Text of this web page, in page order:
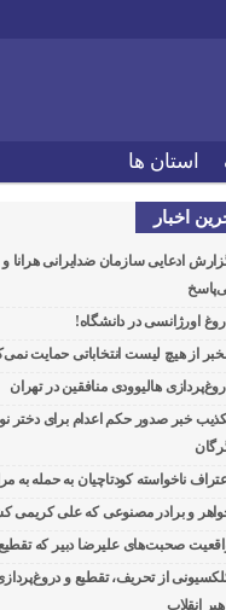
استان ها
اخبار
ادعایی سازمان ضدایرانی
اورژانسی در دانشگاه!
از هیچ لیست انتخاباتی حمایت
هالیوودی منافقین در تهران
خبر صدور حکم اعدام برای دختر
ناخواسته کودتاچیان به حمله به
و برادر مصنوعی که علی کریمی
صحبت‌های علیرضا دبیر که
از تحریف، تقطیع و
انقلاب